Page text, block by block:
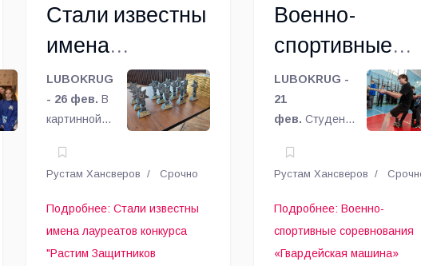
Ассоциации
СВО округа.
Стали известны
имена
лауреатов
конкурса
"Растим
Защитников
Отечества"
LUBOKRUG
- 26 фев. В
картинной
прошло
чествование
творческого
конкурса
"Растим
Рустам Хансверов Срочно
Подробнее: Стали известны
имена лауреатов конкурса
"Растим Защитников
Военно-
спортивные
соревнования
«Гвардейская
прошли в
Люберцах
LUBOKRUG -
21
фев. Студенты
экономики и
права г.о.
приняли
участие в
военно-
Рустам Хансверов
Подробнее: Военно-
спортивные соревнования
«Гвардейская машина»